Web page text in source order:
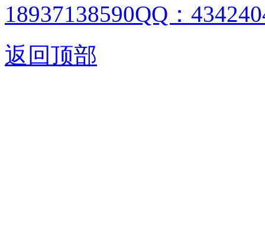
18937138590QQ：
返回顶部